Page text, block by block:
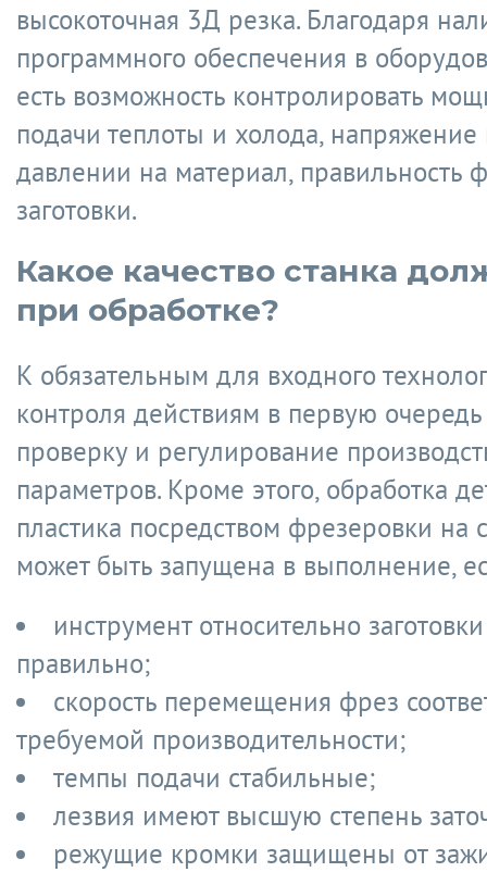
высокоточная 3Д резка. Благодаря
программного обеспечения в
есть возможность контролировать
подачи теплоты и холода, напряжение
давлении на материал, правильность
заготовки.
Какое качество станка
при обработке?
К обязательным для входного
контроля действиям в первую очередь
проверку и регулирование
параметров. Кроме этого, обработка
пластика посредством фрезеровки на
может быть запущена в выполнение,
инструмент относительно
правильно;
скорость перемещения фрез
требуемой производительности;
темпы подачи стабильные;
лезвия имеют высшую степень
режущие кромки защищены от